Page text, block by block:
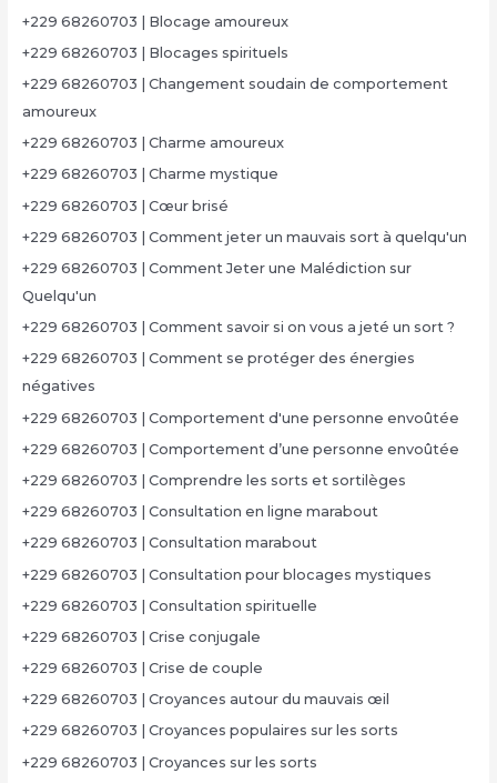
+229 68260703 | Blocage amoureux
+229 68260703 | Blocages spirituels
+229 68260703 | Changement soudain de comportement
amoureux
+229 68260703 | Charme amoureux
+229 68260703 | Charme mystique
+229 68260703 | Cœur brisé
+229 68260703 | Comment jeter un mauvais sort à quelqu'un
+229 68260703 | Comment Jeter une Malédiction sur
Quelqu'un
+229 68260703 | Comment savoir si on vous a jeté un sort ?
+229 68260703 | Comment se protéger des énergies
négatives
+229 68260703 | Comportement d'une personne envoûtée
+229 68260703 | Comportement d’une personne envoûtée
+229 68260703 | Comprendre les sorts et sortilèges
+229 68260703 | Consultation en ligne marabout
+229 68260703 | Consultation marabout
+229 68260703 | Consultation pour blocages mystiques
+229 68260703 | Consultation spirituelle
+229 68260703 | Crise conjugale
+229 68260703 | Crise de couple
+229 68260703 | Croyances autour du mauvais œil
+229 68260703 | Croyances populaires sur les sorts
+229 68260703 | Croyances sur les sorts